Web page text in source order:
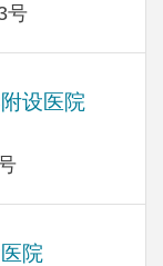
号
设医院
院